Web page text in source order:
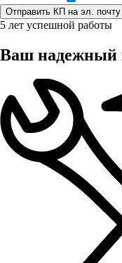
5 лет успешной работы
Ваш надежный